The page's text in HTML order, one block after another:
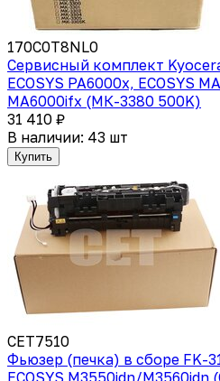
170C0T8NL0
Сервисный комплект
ECOSYS PA6000x, ECOSYS
MA6000ifx (МК-3380 500K)
31 410 ₽
В наличии: 43 шт
Купить
CET7510
Фьюзер (печка) в сборе FK-
ECOSYS M3550idn/M3560idn